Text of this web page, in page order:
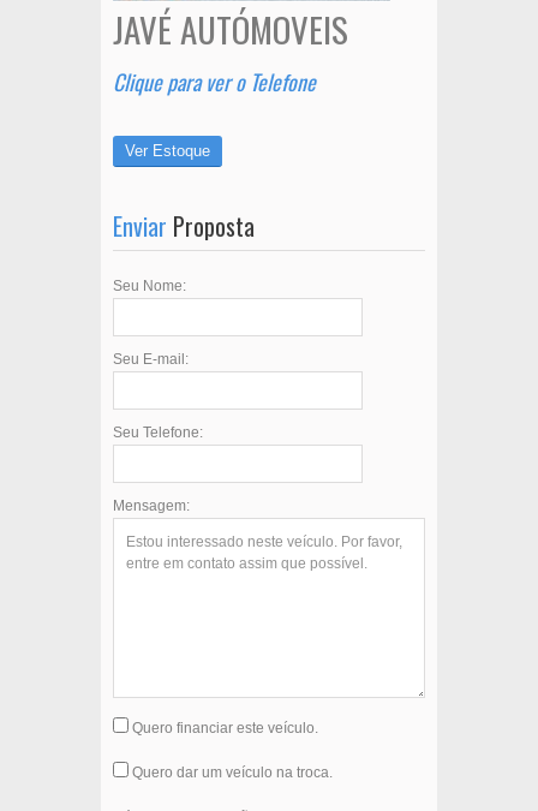
JAVÉ AUTÓMOVEIS
Clique para ver o Telefone
Ver Estoque
Enviar Proposta
Seu Nome:
Seu E-mail:
Seu Telefone:
Mensagem:
Quero financiar este veículo.
Quero dar um veículo na troca.